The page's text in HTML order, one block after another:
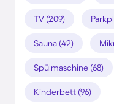
TV (209)
Sauna (42)
Spülmaschine (68)
Kinderbett (96)